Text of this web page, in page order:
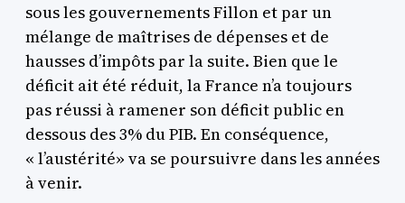
sous les gouvernements Fillon et par un
mélange de maîtrises de dépenses et de
hausses d’impôts par la suite. Bien que le
déficit ait été réduit, la France n’a toujours
pas réussi à ramener son déficit public en
dessous des 3% du PIB. En conséquence,
« l’austérité» va se poursuivre dans les années
à venir.